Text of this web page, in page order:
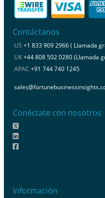
Contáctanos
US +1 833 909 2966 ( Llamada
UK+44 808 502 0280 (Llamada
APAC +91 744 740 1245
Conéctate con nosotros
Información